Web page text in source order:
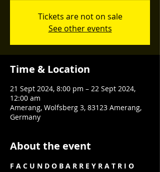
Tickets are not on sale
See other events
Time & Location
21 Sept 2024, 8:00 pm – 22 Sept 2024,
12:00 am
Amerang, Wolfsberg 3, 83123 Amerang,
Germany
About the event
F A C U N D O B A R R E Y R A T R I O